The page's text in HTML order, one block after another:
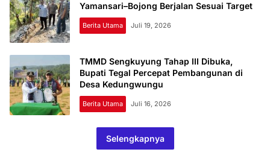
Yamansari–Bojong Berjalan Sesuai Target
Berita Utama Juli 19, 2026
TMMD Sengkuyung Tahap III Dibuka,
Bupati Tegal Percepat Pembangunan di
Desa Kedungwungu
Berita Utama Juli 16, 2026
Selengkapnya